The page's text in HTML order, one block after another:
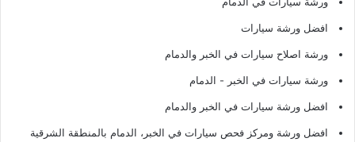
افضل ورشة سيارات
ورشة اصلاح سيارات في الخبر والدمام
ورشة سيارات في الخبر - الدمام
افضل ورشة سيارات في الخبر والدمام
افضل ورشة ومركز فحص سيارات في الخبر، الدمام بالمنطقة الشرقية